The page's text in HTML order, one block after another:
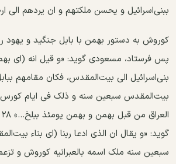
ببنی‌اسرائیل و یحسن ملکتهم و ان یردهم الی
کوروش به دستور بهمن با بابل جنگید و یهود
پس فرستاد، مسعودی گوید: «و قیل انه (ای
بنی‌اسرائیل الی بیت‌المقدس، فکان مقامهم
بیت‌المقدس سبعین سنه و ذلک فی ایام کورس
گوید: «و یقال ان الذی ادعا ربنا (ای بناء
سبعین سنه ملک اسمه بالعبرانیه کوروش و